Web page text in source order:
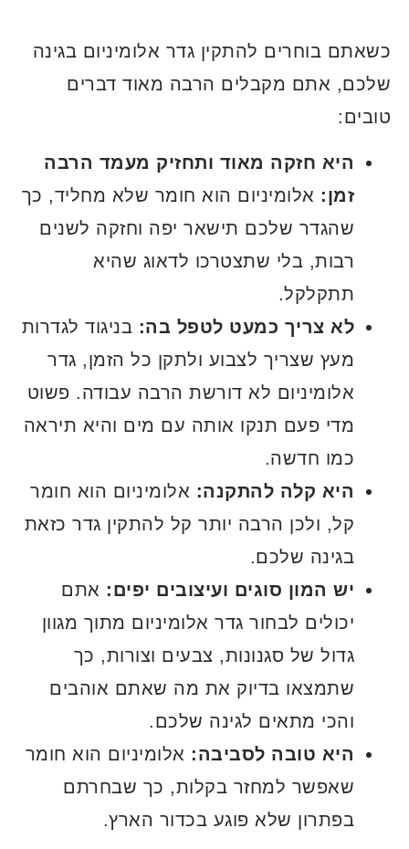
כשאתם בוחרים להתקין גדר אלומיניום בגינה
שלכם, אתם מקבלים הרבה מאוד דברים
טובים:
היא חזקה מאוד ותחזיק מעמד הרבה
זמן: אלומיניום הוא חומר שלא מחליד, כך
שהגדר שלכם תישאר יפה וחזקה לשנים
רבות, בלי שתצטרכו לדאוג שהיא
תתקלקל.
לא צריך כמעט לטפל בה: בניגוד לגדרות
מעץ שצריך לצבוע ולתקן כל הזמן, גדר
אלומיניום לא דורשת הרבה עבודה. פשוט
מדי פעם תנקו אותה עם מים והיא תיראה
כמו חדשה.
היא קלה להתקנה: אלומיניום הוא חומר
קל, ולכן הרבה יותר קל להתקין גדר כזאת
בגינה שלכם.
יש המון סוגים ועיצובים יפים: אתם
יכולים לבחור גדר אלומיניום מתוך מגוון
גדול של סגנונות, צבעים וצורות, כך
שתמצאו בדיוק את מה שאתם אוהבים
והכי מתאים לגינה שלכם.
היא טובה לסביבה: אלומיניום הוא חומר
שאפשר למחזר בקלות, כך שבחרתם
בפתרון שלא פוגע בכדור הארץ.